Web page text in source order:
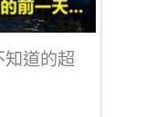
知道的超